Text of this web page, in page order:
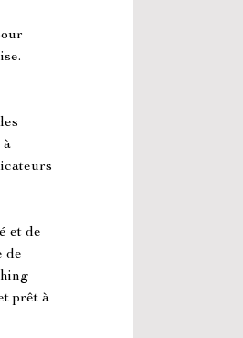
à
et de
de
prêt à